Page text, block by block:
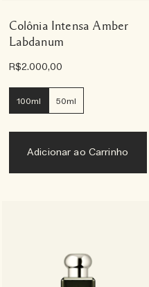
Colônia Intensa Amber
Labdanum
R$2.000,00
100ml 50ml
Adicionar ao Carrinho